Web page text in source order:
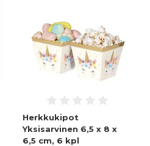
Herkkukipot
Yksisarvinen 6,5 x 8 x
6,5 cm, 6 kpl